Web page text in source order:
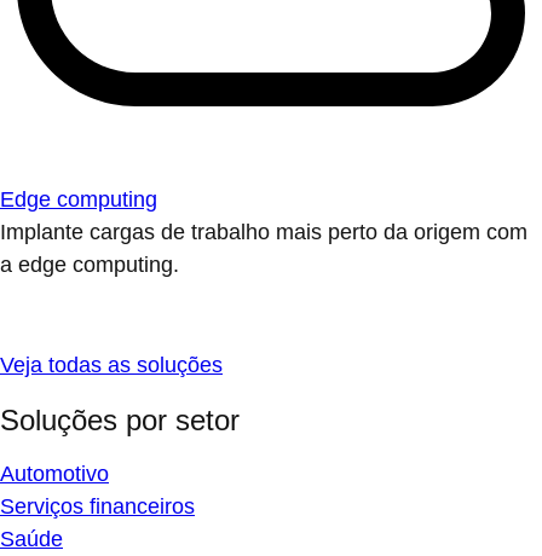
Edge computing
Implante cargas de trabalho mais perto da origem com
a edge computing.
Veja todas as soluções
Soluções por setor
Automotivo
Serviços financeiros
Saúde